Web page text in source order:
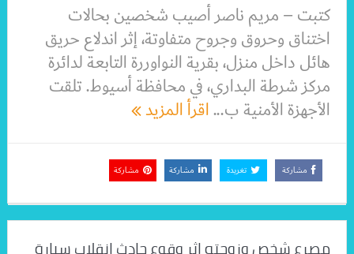
كتبت – مريم ناصر أصيب شخصين بحالات
اختناق وحروق وجروح متفاوتة، إثر اندلاع حريق
هائل داخل منزل، بقرية النواوررة التابعة لدائرة
مركز شرطة البداري، في محافظة أسيوط. تلقت
الأجهزة الأمنية ب...اقرأ المزيد
مشاركة تغريدة مشاركة مشاركة